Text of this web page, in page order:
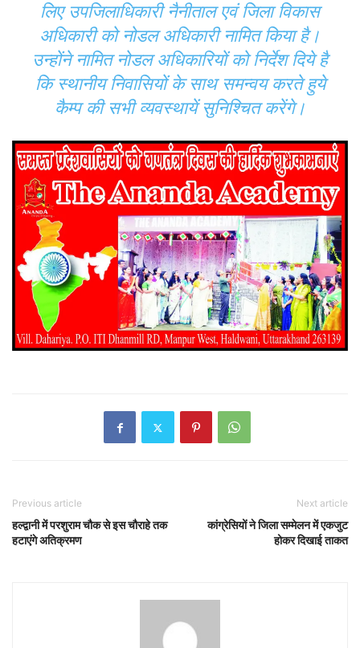
लिए उपजिलाधिकारी नैनीताल एवं जिला विकास
अधिकारी को नोडल अधिकारी नामित किया है।
उन्होंने नामित नोडल अधिकारियों को निर्देश दिये है
कि स्थानीय निवासियों के साथ समन्वय करते हुये
कैम्प की सभी व्यवस्थायें सुनिश्चित करेंगे।
Previous article
हल्द्वानी में परशुराम चौक से इस चौराहे तक
हटाएंगे अतिक्रमण
Next article
कांग्रेसियों ने जिला सम्मेलन में एकजुट
होकर दिखाई ताकत